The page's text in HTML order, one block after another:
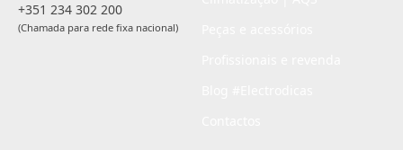
+351 234 302 200
(Chamada para rede fixa nacional)